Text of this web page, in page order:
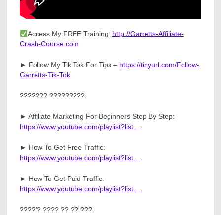
Access My FREE Training: http://Garretts-Affiliate-
Crash-Course.com
► Follow My Tik Tok For Tips – https://tinyurl.com/Follow-
Garretts-Tik-Tok
??????? ?????????:
► Affiliate Marketing For Beginners Step By Step:
https://www.youtube.com/playlist?list…
► How To Get Free Traffic:
https://www.youtube.com/playlist?list…
► How To Get Paid Traffic:
https://www.youtube.com/playlist?list…
????’? ???? ?? ?? ???: